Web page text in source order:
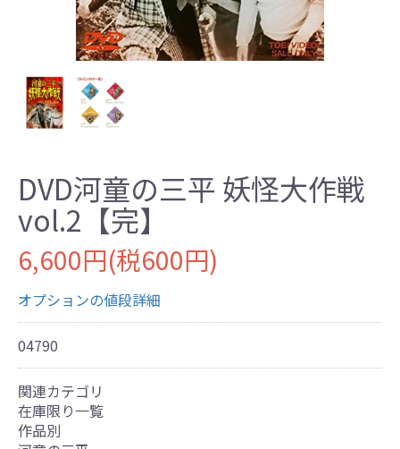
DVD河童の三平 妖怪大作戦
vol.2【完】
6,600円(税600円)
オプションの値段詳細
04790
関連カテゴリ
在庫限り一覧
作品別